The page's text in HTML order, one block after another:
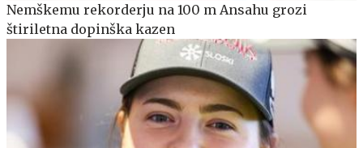
Nemškemu rekorderju na 100 m Ansahu grozi
štiriletna dopinška kazen